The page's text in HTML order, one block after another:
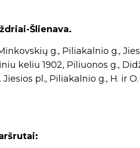
Šlienava.
g., Piliakalnio g.,
keliu 1902, Piliuonos g.,
pl., Piliakalnio g., H. ir